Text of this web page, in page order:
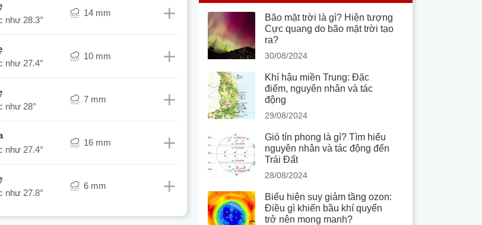
như 28.3°
14 mm
như 27.4°
10 mm
như 28°
7 mm
như 27.4°
16 mm
như 27.8°
6 mm
Bão mặt trời là gì? Hiện tượng
Cực quang do bão mặt trời tạo
ra?
30/08/2024
Khí hậu miền Trung: Đặc
điểm, nguyên nhân và tác
động
29/08/2024
Gió tín phong là gì? Tìm hiểu
nguyên nhân và tác động đến
Trái Đất
28/08/2024
Biểu hiện suy giảm tầng ozon:
Điều gì khiến bầu khí quyển
trở nên mong manh?